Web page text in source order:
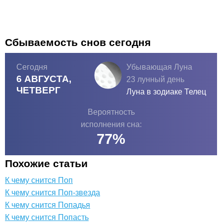
Сбываемость снов сегодня
Сегодня
6 АВГУСТА,
ЧЕТВЕРГ
Убывающая Луна
23 лунный день
Луна в зодиаке Телец
Вероятность
исполнения сна:
77%
Похожие статьи
К чему снится Поп
К чему снится Поп-звезда
К чему снится Попадья
К чему снится Попасть